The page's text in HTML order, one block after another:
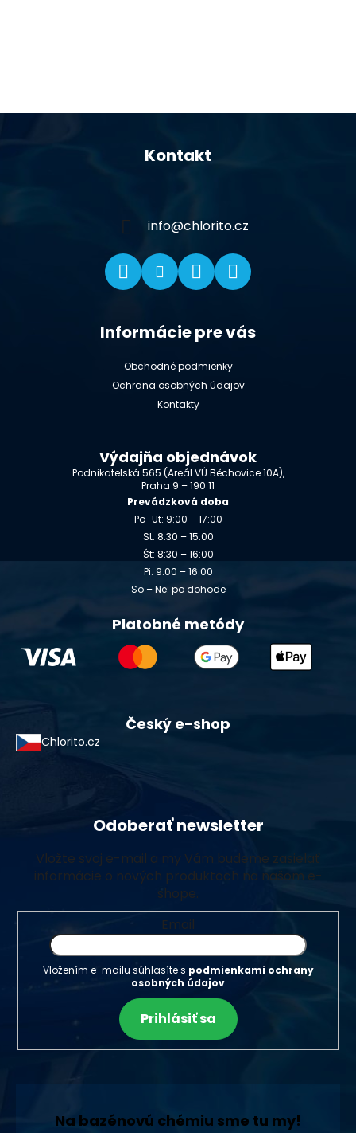
Kontakt
info@chlorito.cz
Informácie pre vás
Obchodné podmienky
Ochrana osobných údajov
Kontakty
Výdajňa objednávok
Podnikatelská 565 (Areál VÚ Běchovice 10A),
Praha 9 – 190 11
Prevádzková doba
Po–Ut: 9:00 – 17:00
St: 8:30 – 15:00
Št: 8:30 – 16:00
Pi: 9:00 – 16:00
So – Ne: po dohode
Platobné metódy
Český e-shop
Chlorito.cz
Odoberať newsletter
Vložte svoj e-mail a my Vám budeme zasielať
informácie o nových produktoch na našom e-
shope.
Email
Vložením e-mailu súhlasíte s podmienkami ochrany
osobných údajov
Prihlásiť sa
Na bazénovú chémiu sme tu my!